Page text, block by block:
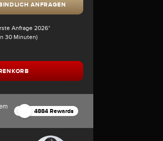
ANFRAGEN
Anfrage 2026*
30 Minuten)
4884 Rewards